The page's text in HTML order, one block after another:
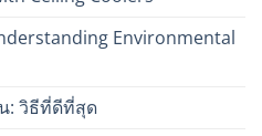
Environmental
: วิธีที่ดีที่สุด